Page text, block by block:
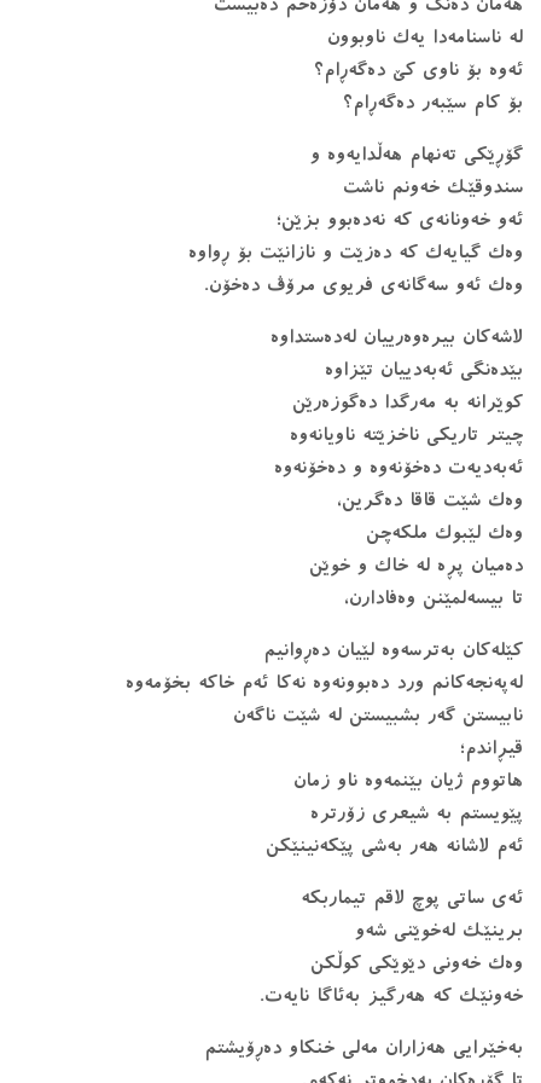
لە ناسنامەدا یەک ناوبوون
ئەوە بۆ ناوی کێ دەگەڕام؟
بۆ کام سێبەر دەگەڕام؟
گۆڕێکی تەنهام هەڵدایەوە و
سندوقێک خەونم ناشت
ئەو خەونانەی کە نەدەبوو بزێن؛
وەک گیایەک کە دەزێت و نازانێت بۆ ڕواوە
وەک ئەو سەگانەی فریوی مرۆڤ دەخۆن.
لاشەکان بیرەوەرییان لەدەستداوە
بێدەنگی ئەبەدییان تێزاوە
کوێرانە بە مەرگدا دەگوزەرێن
چیتر تاریکی ناخزێتە ناویانەوە
ئەبەدیەت دەخۆنەوە و دەخۆنەوە
وەک شێت قاقا دەگرین،
وەک لێبوک ملکەچن
دەمیان پڕە لە خاک و خوێن
تا بیسەلمێنن وەفادارن،
کێلەکان بەترسەوە لێیان دەڕوانیم
لەپەنجەکانم ورد دەبوونەوە نەکا ئەم خاکە بخۆمەوە
نابیستن گەر بشبیستن لە شێت ناگەن
قیڕاندم؛
هاتووم ژیان بێنمەوە ناو زمان
پێویستم بە شیعری زۆرترە
ئەم لاشانە هەر بەشی پێکەنینێکن
ئەی ساتی پوچ لاقم تیماربکە
برینێک لەخوێنی شەو
وەک خەونی دێوێکی کوڵکن
خەونێک کە هەرگیز بەئاگا نایەت.
بەخێرایی هەزاران مەلی خنکاو دەڕۆیشتم